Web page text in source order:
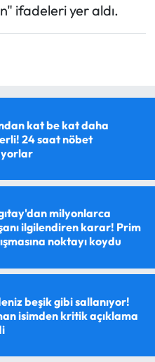
ifadeleri yer aldı.
kat be kat daha
24 saat nöbet
milyonlarca
ilgilendiren karar! Prim
noktayı koydu
beşik gibi sallanıyor!
isimden kritik açıklama